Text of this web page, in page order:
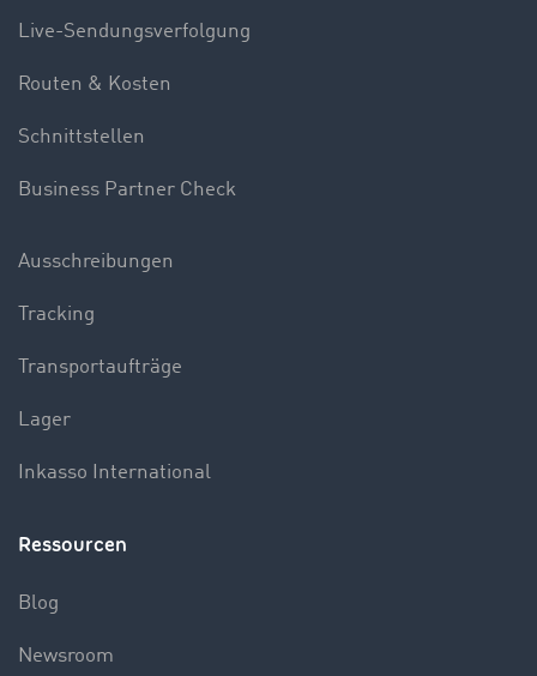
Live-Sendungsverfolgung
Routen & Kosten
Schnittstellen
Business Partner Check
Ausschreibungen
Tracking
Transportaufträge
Lager
Inkasso International
Ressourcen
Blog
Newsroom